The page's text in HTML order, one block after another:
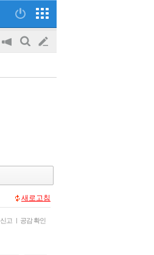
공
on/off
검
글
쓰
새로고침
신고 | 공감 확인